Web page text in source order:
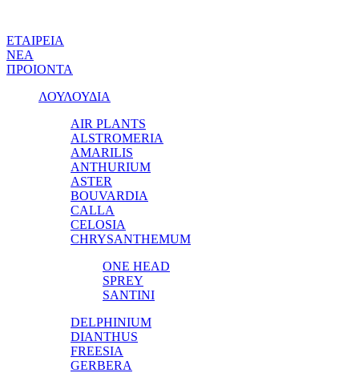
ΕΤΑΙΡΕΙΑ
ΝΕΑ
ΠΡΟΙΟΝΤΑ
ΛΟΥΛΟΥΔΙΑ
AIR PLANTS
ALSTROMERIA
AMARILIS
ANTHURIUM
ASTER
BOUVARDIA
CALLA
CELOSIA
CHRYSANTHEMUM
ONE HEAD
SPREY
SANTINI
DELPHINIUM
DIANTHUS
FREESIA
GERBERA